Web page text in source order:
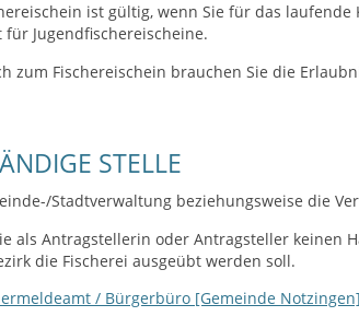
ist gültig, wenn Sie für das
Jugendfischereischeine.
zum Fischereischein brauchen Sie die
STELLE
Stadtverwaltung beziehungsweise die
als Antragstellerin oder Antragsteller keinen
die Fischerei ausgeübt werden soll.
/ Bürgerbüro [Gemeinde Notzingen]